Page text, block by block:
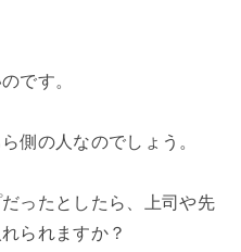
です。
側の人なのでしょう。
ったとしたら、上司や先
られますか？